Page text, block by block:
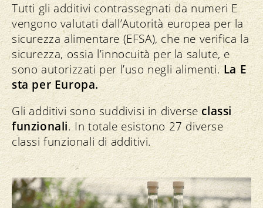
Tutti gli additivi contrassegnati da numeri E
vengono valutati dall’Autorità europea per la
sicurezza alimentare (EFSA), che ne verifica la
sicurezza, ossia l’innocuità per la salute, e
sono autorizzati per l’uso negli alimenti.La E
sta per Europa.
Gli additivi sono suddivisi in diverse classi
funzionali. In totale esistono 27 diverse
classi funzionali di additivi.